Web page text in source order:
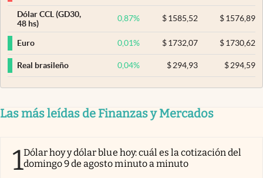
Dólar CCL (GD30,
48 hs)
0,87% $ 1585,52 $1576,89
Euro 0,01% $ 1732,07 $1730,62
Real brasileño 0,04% $ 294,93 $294,59
Las más leídas de Finanzas y Mercados
1Dólar hoy y dólar blue hoy: cuál es la cotización del
domingo 9 de agosto minuto a minuto